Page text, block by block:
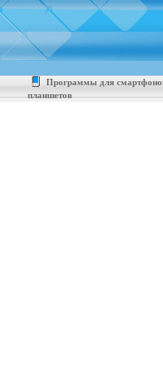
Программы для
планшетов